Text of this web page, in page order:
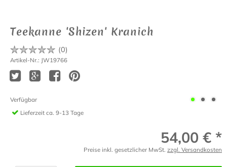
Teekanne 'Shizen' Kranich
(0)
Artikel-Nr.: JW19766
Verfügbar
Lieferzeit ca. 9-13 Tage
54,00 € *
Preise inkl. gesetzlicher MwSt. zzgl. Versandkosten